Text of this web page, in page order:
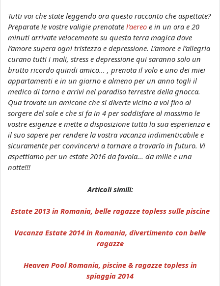
Tutti voi che state leggendo ora questo racconto che aspettate?
Preparate le vostre valigie prenotate l’aereo e in un ora e 20
minuti arrivate velocemente su questa terra magica dove
l’amore supera ogni tristezza e depressione. L’amore e l’allegria
curano tutti i mali, stress e depressione qui saranno solo un
brutto ricordo quindi amico... , prenota il volo e uno dei miei
appartamenti e in un giorno e almeno per un anno togli il
medico di torno e arrivi nel paradiso terrestre della gnocca.
Qua trovate un amicone che si diverte vicino a voi fino al
sorgere del sole e che si fa in 4 per soddisfare al massimo le
vostre esigenze e mette a disposizione tutta la sua esperienza e
il suo sapere per rendere la vostra vacanza indimenticabile e
sicuramente per convincervi a tornare a trovarlo in futuro. Vi
aspettiamo per un estate 2016 da favola... da mille e una
notte!!!
Articoli simili:
Estate 2013 in Romania, belle ragazze topless sulle piscine
Vacanza Estate 2014 in Romania, divertimento con belle
ragazze
Heaven Pool Romania, piscine & ragazze topless in
spiaggia 2014